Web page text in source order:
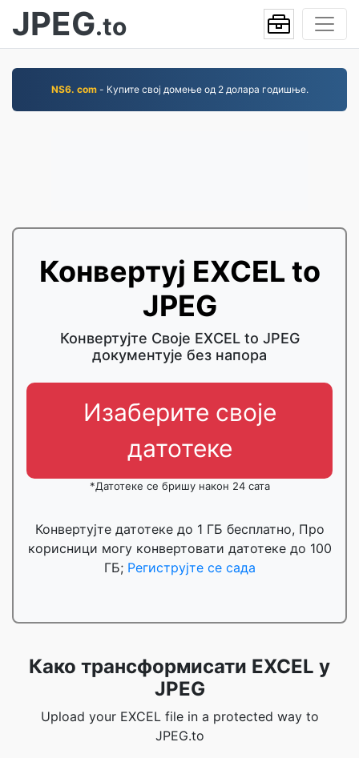
JPEG.to
NS6. com- Купите свој домење од 2 долара годишње.
Конвертуј EXCEL to
JPEG
Конвертујте Своје EXCEL to JPEG
документује без напора
Изаберите своје
датотеке
*Датотеке се бришу након 24 сата
Конвертујте датотеке до 1 ГБ бесплатно, Про
корисници могу конвертовати датотеке до 100
ГБ; Региструјте се сада
Како трансформисати EXCEL у
JPEG
Upload your EXCEL file in a protected way to
JPEG.to